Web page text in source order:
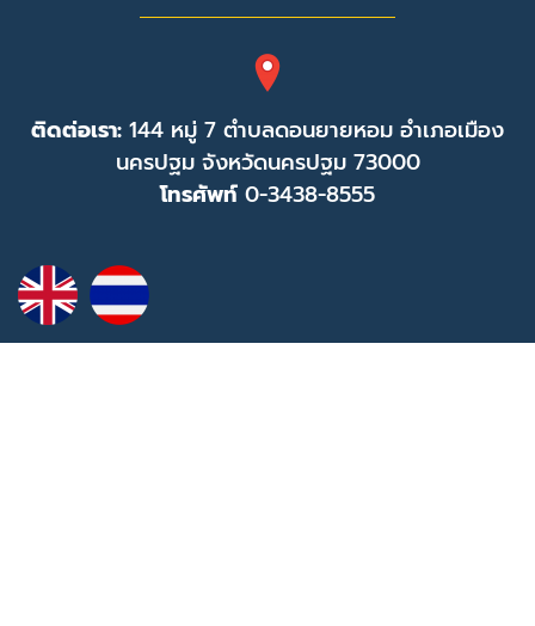
ติดต่อเรา: 144 หมู่ 7 ตำบลดอนยายหอม อำเภอเมือง
นครปฐม จังหวัดนครปฐม 73000
โทรศัพท์ 0-3438-8555